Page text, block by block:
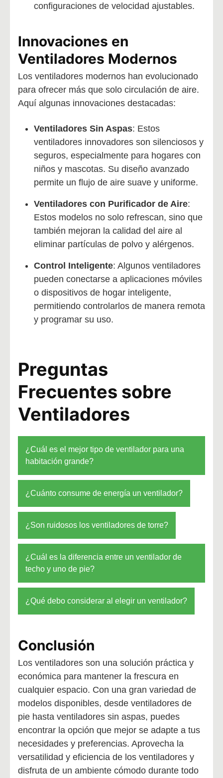
configuraciones de velocidad ajustables.
Innovaciones en
Ventiladores Modernos
Los ventiladores modernos han evolucionado
para ofrecer más que solo circulación de aire.
Aquí algunas innovaciones destacadas:
Ventiladores Sin Aspas: Estos
ventiladores innovadores son silenciosos y
seguros, especialmente para hogares con
niños y mascotas. Su diseño avanzado
permite un flujo de aire suave y uniforme.
Ventiladores con Purificador de Aire:
Estos modelos no solo refrescan, sino que
también mejoran la calidad del aire al
eliminar partículas de polvo y alérgenos.
Control Inteligente: Algunos ventiladores
pueden conectarse a aplicaciones móviles
o dispositivos de hogar inteligente,
permitiendo controlarlos de manera remota
y programar su uso.
Preguntas
Frecuentes sobre
Ventiladores
¿Cuál es el mejor tipo de ventilador para una
habitación grande?
¿Cuánto consume de energía un ventilador?
¿Son ruidosos los ventiladores de torre?
¿Cuál es la diferencia entre un ventilador de
techo y uno de pie?
¿Qué debo considerar al elegir un ventilador?
Conclusión
Los ventiladores son una solución práctica y
económica para mantener la frescura en
cualquier espacio. Con una gran variedad de
modelos disponibles, desde ventiladores de
pie hasta ventiladores sin aspas, puedes
encontrar la opción que mejor se adapte a tus
necesidades y preferencias. Aprovecha la
versatilidad y eficiencia de los ventiladores y
disfruta de un ambiente cómodo durante todo